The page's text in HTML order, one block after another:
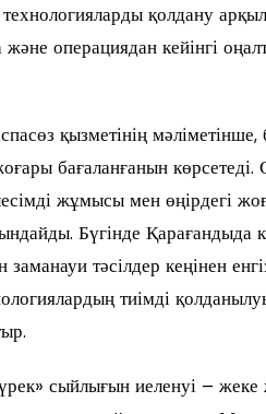
қолдану
және операциядан кейінгі
қызметінің мәліметінше,
жоғары бағаланғанын
жұмысы мен өңірдегі
Бүгінде
тәсілдер кеңінен
тиімді
сыйлығын иеленуі – жеке